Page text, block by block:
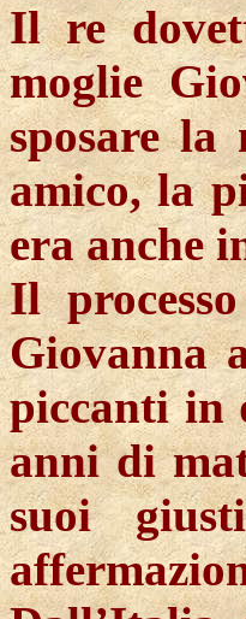
Il re
moglie
sposare
amico, la
era anche
Il
Giovanna
piccanti in
anni di
suoi